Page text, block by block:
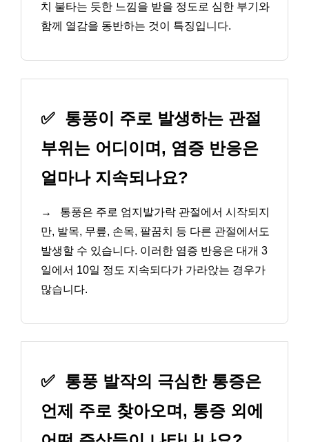
치 불타는 듯한 느낌을 받을 정도로 심한 부기와
함께 열감을 동반하는 것이 특징입니다.
✅ 통풍이 주로 발생하는 관절
부위는 어디이며, 염증 반응은
얼마나 지속되나요?
→
통풍은 주로 엄지발가락 관절에서 시작되지
만, 발목, 무릎, 손목, 팔꿈치 등 다른 관절에서도
발생할 수 있습니다. 이러한 염증 반응은 대개 3
일에서 10일 정도 지속되다가 가라앉는 경우가
많습니다.
✅ 통풍 발작의 극심한 통증은
언제 주로 찾아오며, 통증 외에